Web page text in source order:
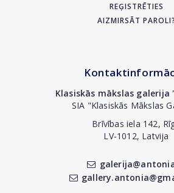
REĢISTRĒTIES
AIZMIRSĀT PAROLI?
Klasiskās mākslas
SIA "Klasiskās Mākslas
Brīvības iela 142,
LV-1012, Latvija